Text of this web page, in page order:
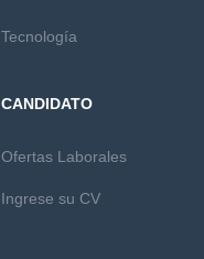
Tecnología
CANDIDATO
Ofertas Laborales
Ingrese su CV